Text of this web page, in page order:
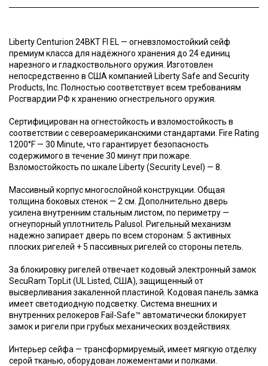
Liberty Centurion 24BKT FI EL — огневзломостойкий сейф
премиум класса для надёжного хранения до 24 единиц
нарезного и гладкоствольного оружия. Изготовлен
непосредственно в США компанией Liberty Safe and Security
Products, Inc. Полностью соответствует всем требованиям
Росгвардии РФ к хранению огнестрельного оружия.
Сертифицирован на огнестойкость и взломостойкость в
соответствии с североамериканскими стандартами. Fire Rating
1200°F — 30 Minute, что гарантирует безопасность
содержимого в течение 30 минут при пожаре.
Взломостойкость по шкале Liberty (Security Level) — 8.
Массивный корпус многослойной конструкции. Общая
толщина боковых стенок — 2 см. Дополнительно дверь
усилена внутренним стальным листом, по периметру —
огнеупорный уплотнитель Palusol. Ригельный механизм
надежно запирает дверь по всем сторонам: 5 активных
плоских ригелей + 5 пассивных ригелей со стороны петель.
За блокировку ригелей отвечает кодовый электронный замок
SecuRam TopLit (UL Listed, США), защищенный от
высверливания закаленной пластиной. Кодовая панель замка
имеет светодиодную подсветку. Система внешних и
внутренних релокеров Fail-Safe™ автоматически блокирует
замок и ригели при грубых механических воздействиях.
Интерьер сейфа — трансформируемый, имеет мягкую отделку
серой тканью, оборудован ложементами и полками.